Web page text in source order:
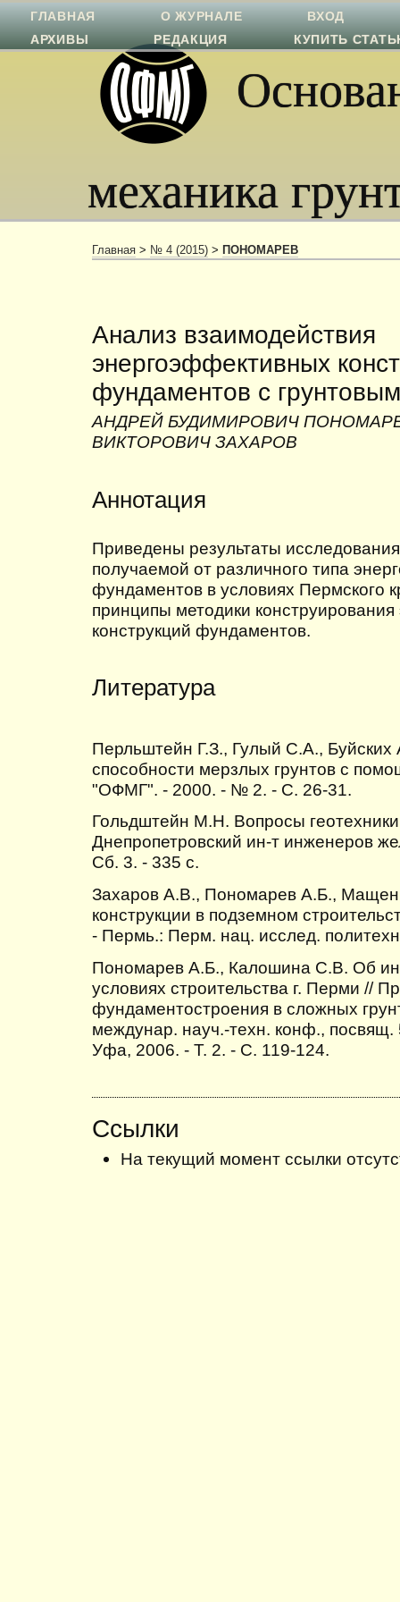
механика
ГЛАВНАЯ О ЖУРНАЛЕ
ВХОД
АРХИВЫ
РЕДАКЦИЯ КУПИТЬ
Главная > № 4 (2015) > ПОНОМАРЕВ
Анализ взаимодействия
энергоэффективных
фундаментов с
АНДРЕЙ БУДИМИРОВИЧ
ВИКТОРОВИЧ ЗАХАРОВ
Аннотация
Приведены результаты
получаемой от различного типа
фундаментов в условиях Пермского
принципы методики
конструкций фундаментов.
Литература
Перльштейн Г.З., Гулый С.А.,
способности мерзлых грунтов с
"ОФМГ". - 2000. - № 2. - С. 26-31.
Гольдштейн М.Н. Вопросы
Днепропетровский ин-т инженеров
Сб. 3. - 335 с.
Захаров А.В., Пономарев А.Б.,
конструкции в подземном
- Пермь.: Перм. нац. исслед.
Пономарев А.Б., Калошина С.В. Об
условиях строительства г. Перми //
фундаментостроения в сложных
междунар. науч.-техн. конф.,
Уфа, 2006. - Т. 2. - С. 119-124.
Ссылки
На текущий момент ссылки